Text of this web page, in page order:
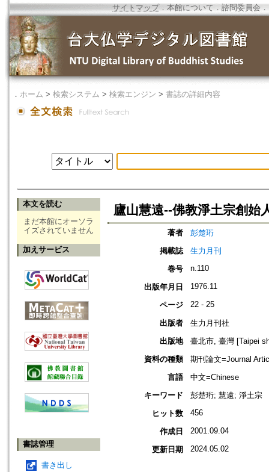
サイトマップ．本館について ． 諮問委員会 ．
． ホーム > 検索システム > 検索エンジン > 書誌の詳細内容
本文を読む
まだ本館にオーソラ
イズされていません
加えサービス
書誌管理
書き出し
廬山慧遠--佛教淨土宗創始
著者
彭楚珩
掲載誌
生力月刊
巻号
n.110
出版年月日 1976.11
ページ 22 - 25
出版者
生力月刊社
出版地
臺北市, 臺灣 [Taipei
資料の種類
期刊論文=Journal
言語
中文=Chinese
キーワード
彭楚珩; 慧遠; 淨土宗
ヒット数
456
作成日 2001.09.04
更新日期 2024.05.02